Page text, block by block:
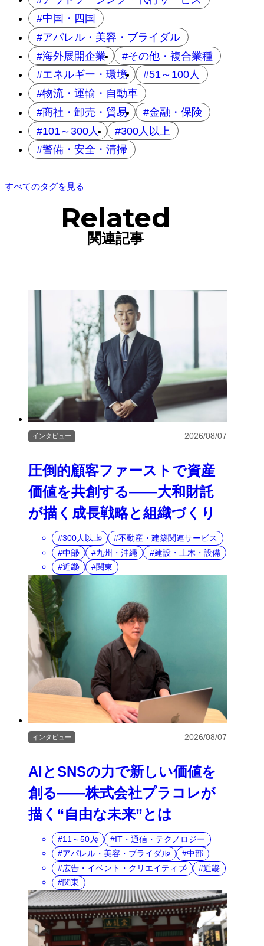
中国・四国
アパレル・美容・ブライダル
海外展開企業
その他・複合業種
エネルギー・環境
51～100人
物流・運輸・自動車
商社・卸売・貿易
金融・保険
101～300人
300人以上
警備・安全・清掃
すべてのタグを見る
Related
関連記事
圧倒的顧客ファーストで資産
価値を共創する――大和財託
が描く成長戦略と組織づくり
インタビュー 2026/08/07
300人以上
不動産・建築関連サービス
中部
九州・沖縄
建設・土木・設備
近畿
関東
AIとSNSの力で新しい価値を
創る――株式会社プラコレが
描く“自由な未来”とは
インタビュー 2026/08/07
11～50人
IT・通信・テクノロジー
アパレル・美容・ブライダル
中部
広告・イベント・クリエイティブ
近畿
関東